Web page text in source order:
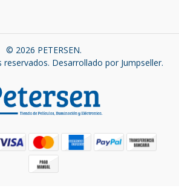
© 2026 PETERSEN.
reservados. Desarrollado por Jumpseller.